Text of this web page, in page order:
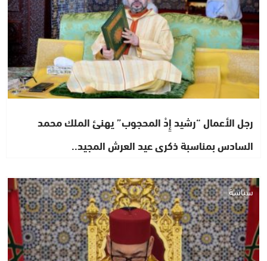
رجل الأعمال “رشيد إِدْ المحجوب” يهنئ الملك محمد
السادس بمناسبة ذكرى عيد العرش المجيد..
سياسة